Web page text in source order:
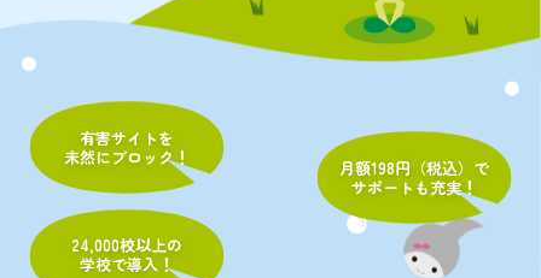
有害サイトを
未然にブロック！
月額198円（税込）で
サポートも充実！
24,000校以上の
学校で導入！